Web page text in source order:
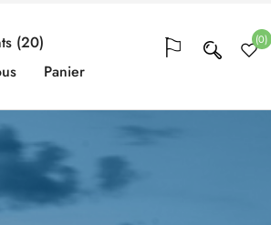
(20)
Panier
(0)